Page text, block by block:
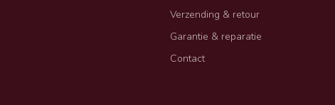
Verzending & retour
Garantie & reparatie
Contact